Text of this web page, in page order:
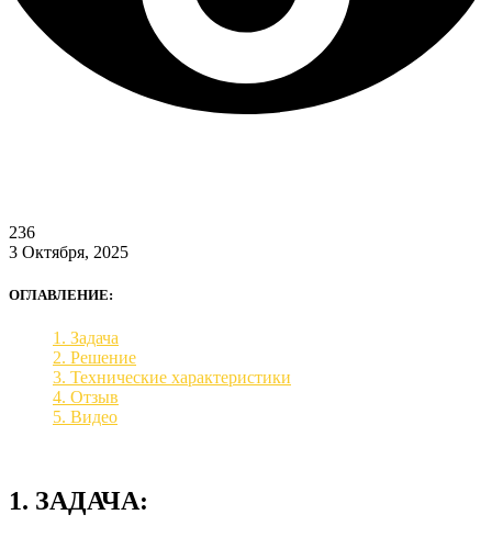
236
3 Октября, 2025
ОГЛАВЛЕНИЕ:
1. Задача
2. Решение
3. Технические характеристики
4. Отзыв
5. Видео
1. ЗАДАЧА: